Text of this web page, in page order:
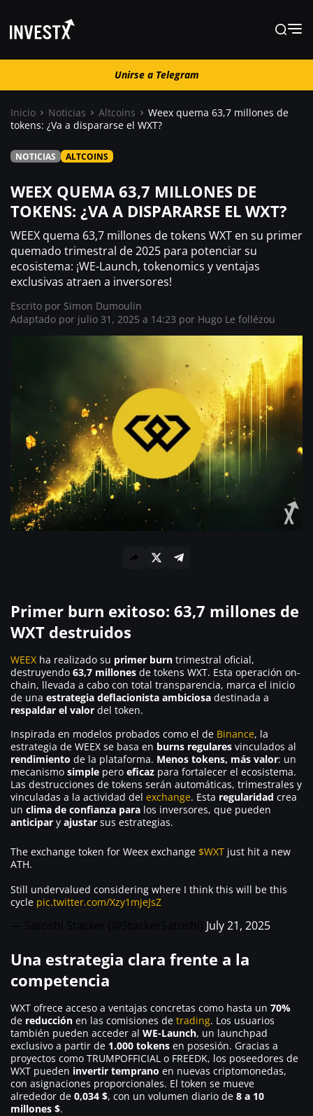
Unirse a Telegram
Guías
¿ Dónde comprar ?
Unirse a Telegram
Inicio Noticias Altcoins
Weex quema 63,7 millones de
tokens: ¿Va a dispararse el WXT?
NOTICIAS ALTCOINS
WEEX QUEMA 63,7 MILLONES DE
TOKENS: ¿VA A DISPARARSE EL WXT?
WEEX quema 63,7 millones de tokens WXT en su primer
quemado trimestral de 2025 para potenciar su
ecosistema: ¡WE-Launch, tokenomics y ventajas
exclusivas atraen a inversores!
Escrito por Simon Dumoulin
Adaptado por julio 31, 2025 a 14:23 por Hugo Le follézou
Primer burn exitoso: 63,7 millones de
WXT destruidos
WEEX ha realizado su primer burn trimestral oficial,
destruyendo 63,7 millones de tokens WXT. Esta operación on-
chain, llevada a cabo con total transparencia, marca el inicio
de una estrategia deflacionista ambiciosa destinada a
respaldar el valor del token.
Inspirada en modelos probados como el de Binance, la
estrategia de WEEX se basa en burns regulares vinculados al
rendimiento de la plataforma. Menos tokens, más valor: un
mecanismo simple pero eficaz para fortalecer el ecosistema.
Las destrucciones de tokens serán automáticas, trimestrales y
vinculadas a la actividad del exchange. Esta regularidad crea
un clima de confianza para los inversores, que pueden
anticipar y ajustar sus estrategias.
The exchange token for Weex exchange $WXT just hit a new
ATH.
Still undervalued considering where I think this will be this
cycle pic.twitter.com/Xzy1mjeJsZ
July 21, 2025
Una estrategia clara frente a la
competencia
WXT ofrece acceso a ventajas concretas como hasta un 70%
de reducción en las comisiones de trading. Los usuarios
también pueden acceder al WE-Launch, un launchpad
exclusivo a partir de 1.000 tokens en posesión. Gracias a
proyectos como TRUMPOFFICIAL o FREEDK, los poseedores de
WXT pueden invertir temprano en nuevas criptomonedas,
con asignaciones proporcionales. El token se mueve
alrededor de 0,034 $, con un volumen diario de 8 a 10
millones $.